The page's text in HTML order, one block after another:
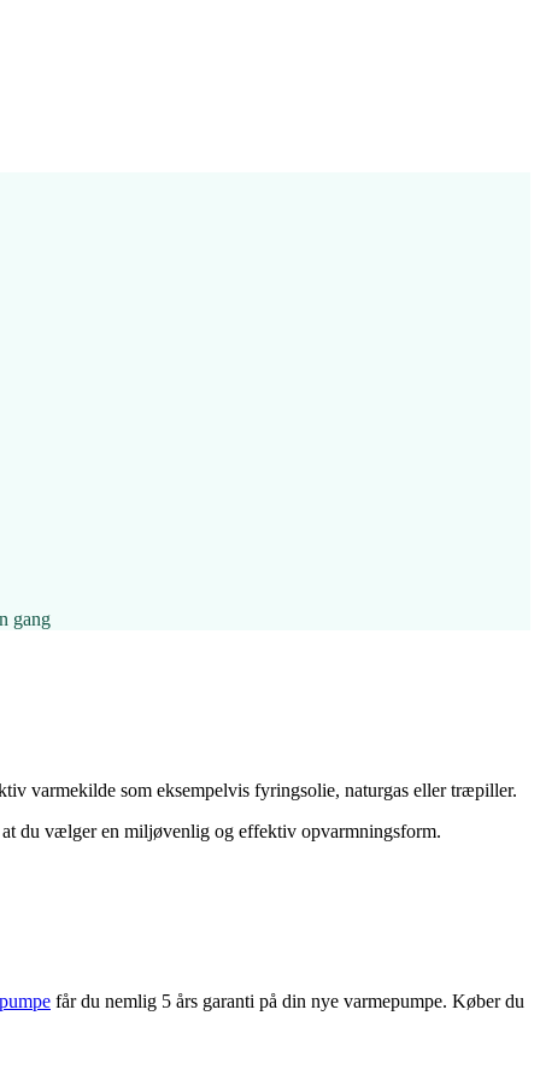
gang
varmekilde som eksempelvis fyringsolie, naturgas eller træpiller.
du vælger en miljøvenlig og effektiv opvarmningsform.
får du nemlig 5 års garanti på din nye varmepumpe. Køber du